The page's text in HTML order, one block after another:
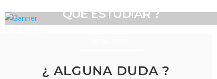
QUÉ ESTUDIAR ?
¿ ALGUNA DUDA ?